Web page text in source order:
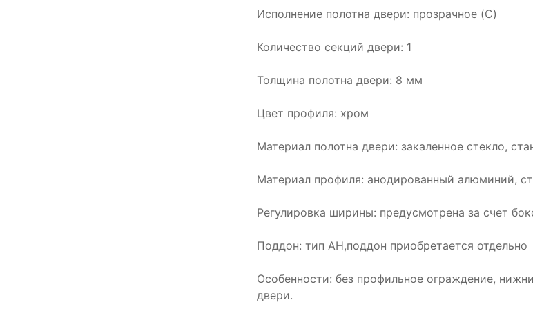
Исполнение полотна двери: прозрачное (C)
Количество секций двери: 1
Толщина полотна двери: 8 мм
Цвет профиля: хром
Материал полотна двери: закаленное стекло,
Материал профиля: анодированный алюминий,
Регулировка ширины: предусмотрена за счет
Поддон: тип АН,поддон приобретается отдельно
Особенности: без профильное ограждение,
двери.